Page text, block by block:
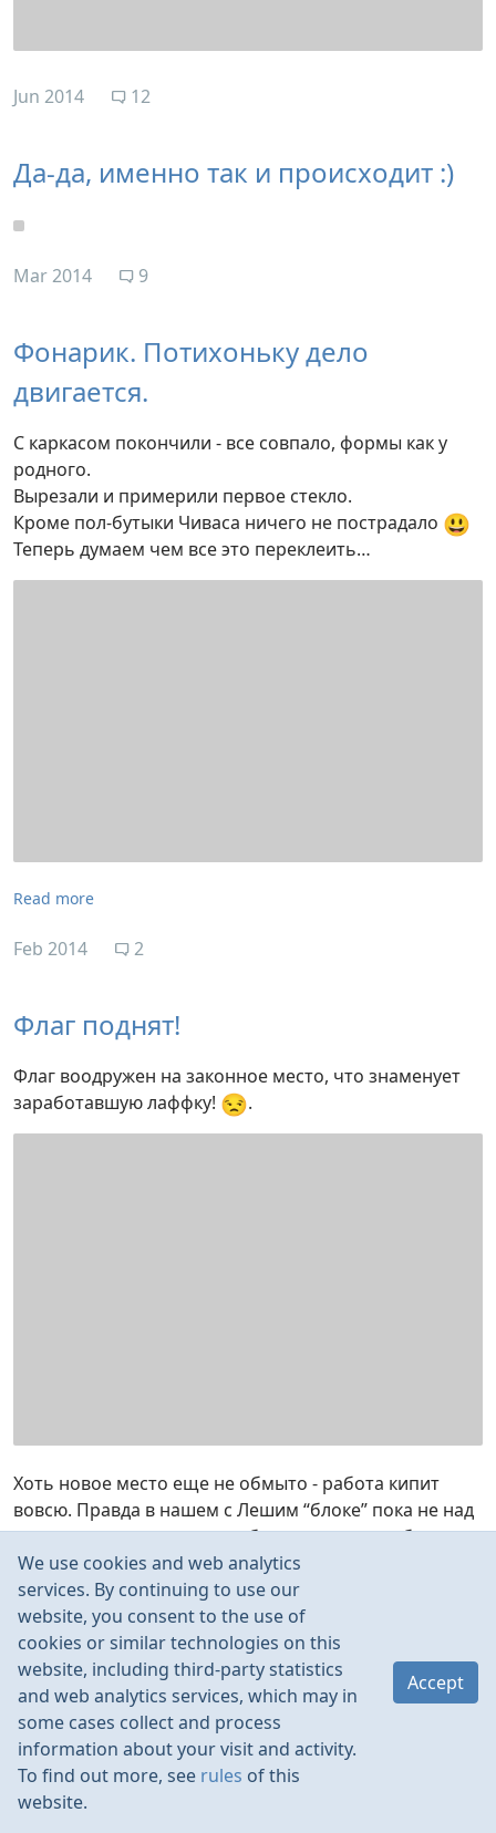
Jun 2014 12
Да-да, именно так и происходит :)
Mar 2014 9
Фонарик. Потихоньку дело
двигается.
С каркасом покончили - все совпало, формы как у
родного.
Вырезали и примерили первое стекло.
Кроме пол-бутыки Чиваса ничего не пострадало 😃
Теперь думаем чем все это переклеить…
Read more
Feb 2014 2
Флаг поднят!
Флаг воодружен на законное место, что знаменует
заработавшую лаффку! 😒.
Хоть новое место еще не обмыто - работа кипит
вовсю. Правда в нашем с Лешим “блоке” пока не над
моделями, а над деталями более крупных собратьев,
тем не менее, направление все равно авиационное
😃
Read more
Feb 2014 12
Tags:Мастерская и технологии
Лаффка возобновила работу...
We use cookies and web analytics
services. By continuing to use our
website, you consent to the use of
cookies or similar technologies on this
website, including third-party statistics
and web analytics services, which may in
some cases collect and process
information about your visit and activity.
To find out more, see rules of this
website.
Accept